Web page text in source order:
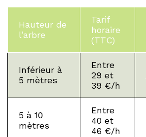
Hauteur de
l’arbre
Tarif
horaire
(TTC)
Inférieur à
5 mètres
Entre
29 et
39 €/h
5 à 10
mètres
Entre
40 et
46 €/h